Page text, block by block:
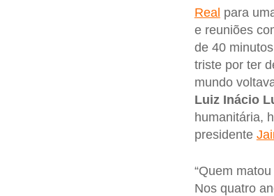
Real para
e reuniões
de 40
triste por ter
mundo
Luiz Inácio
humanitária,
presidente
“Quem
Nos quatro